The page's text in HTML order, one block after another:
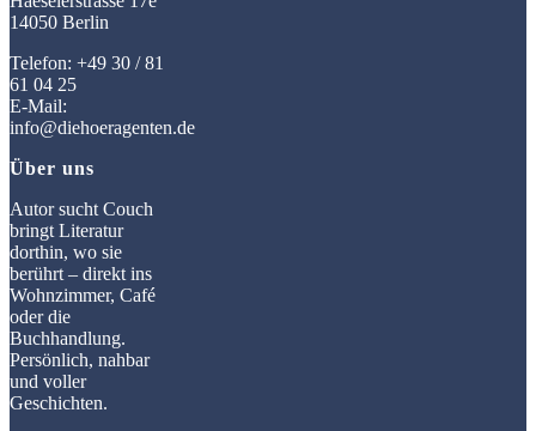
14050 Berlin
Telefon: +49 30 / 81
61 04 25
E-Mail:
info@diehoeragenten.de
Über uns
Autor sucht Couch
bringt Literatur
dorthin, wo sie
berührt – direkt ins
Wohnzimmer, Café
oder die
Buchhandlung.
Persönlich, nahbar
und voller
Geschichten.